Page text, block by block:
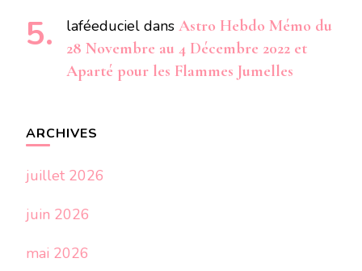
laféeduciel dans Astro Hebdo Mémo du
28 Novembre au 4 Décembre 2022 et
Aparté pour les Flammes Jumelles
ARCHIVES
juillet 2026
juin 2026
mai 2026